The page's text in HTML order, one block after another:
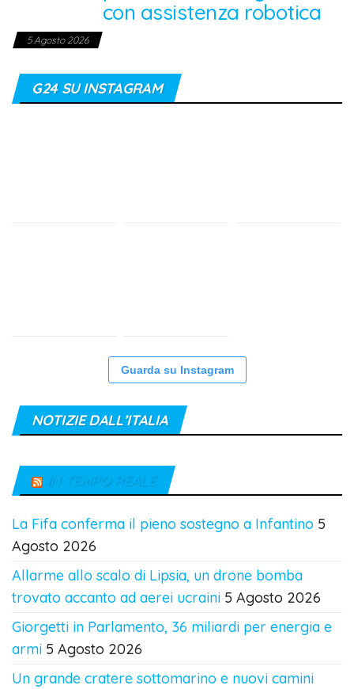
con assistenza robotica
5 Agosto 2026
G24 SU INSTAGRAM
Guarda su Instagram
NOTIZIE DALL’ITALIA
IN TEMPO REALE
La Fifa conferma il pieno sostegno a Infantino 5
Agosto 2026
Allarme allo scalo di Lipsia, un drone bomba
trovato accanto ad aerei ucraini 5 Agosto 2026
Giorgetti in Parlamento, 36 miliardi per energia e
armi 5 Agosto 2026
Un grande cratere sottomarino e nuovi camini